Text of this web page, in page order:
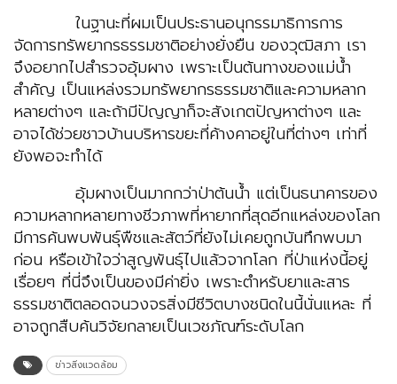
ในฐานะที่ผมเป็นประธานอนุกรรมาธิการการ
จัดการทรัพยากรธรรมชาติอย่างยั่งยืน ของวุฒิสภา เรา
จึงอยากไปสำรวจอุ้มผาง เพราะเป็นต้นทางของแม่น้ำ
สำคัญ เป็นแหล่งรวมทรัพยากรธรรมชาติและความหลาก
หลายต่างๆ และถ้ามีปัญญาก็จะสังเกตปัญหาต่างๆ และ
อาจได้ช่วยชาวบ้านบริหารขยะที่ค้างคาอยู่ในที่ต่างๆ เท่าที่
ยังพอจะทำได้
อุ้มผางเป็นมากกว่าป่าต้นน้ำ แต่เป็นธนาคารของ
ความหลากหลายทางชีวภาพที่หายากที่สุดอีกแหล่งของโลก
มีการค้นพบพันธุ์พืชและสัตว์ที่ยังไม่เคยถูกบันทึกพบมา
ก่อน หรือเข้าใจว่าสูญพันธุ์ไปแล้วจากโลก ที่ป่าแห่งนี้อยู่
เรื่อยๆ ที่นี่จึงเป็นของมีค่ายิ่ง เพราะตำหรับยาและสาร
ธรรมชาติตลอดจนวงจรสิ่งมีชีวิตบางชนิดในนี้นั่นแหละ ที่
อาจถูกสืบค้นวิจัยกลายเป็นเวชภัณฑ์ระดับโลก
ข่าวสิ่งแวดล้อม